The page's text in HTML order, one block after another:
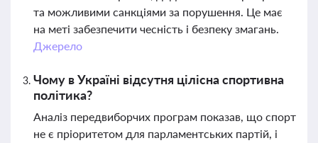
та можливими санкціями за порушення. Це має
на меті забезпечити чесність і безпеку змагань.
Джерело
Чому в Україні відсутня цілісна спортивна
політика?
Аналіз передвиборчих програм показав, що спорт
не є пріоритетом для парламентських партій, і